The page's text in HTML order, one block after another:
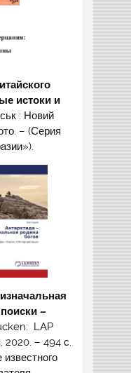
истоки и
: Новий
– (Серия
–
LAP
– 494 с.